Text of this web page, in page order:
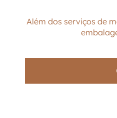
Além dos serviços de